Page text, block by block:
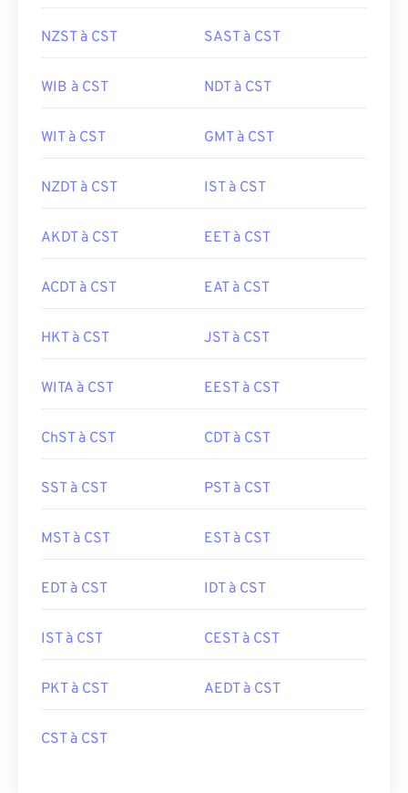
NZST à CST SAST à CST
WIB à CST NDT à CST
WIT à CST GMT à CST
NZDT à CST IST à CST
AKDT à CST EET à CST
ACDT à CST EAT à CST
HKT à CST JST à CST
WITA à CST EEST à CST
ChST à CST CDT à CST
SST à CST PST à CST
MST à CST EST à CST
EDT à CST IDT à CST
IST à CST CEST à CST
PKT à CST AEDT à CST
CST à CST